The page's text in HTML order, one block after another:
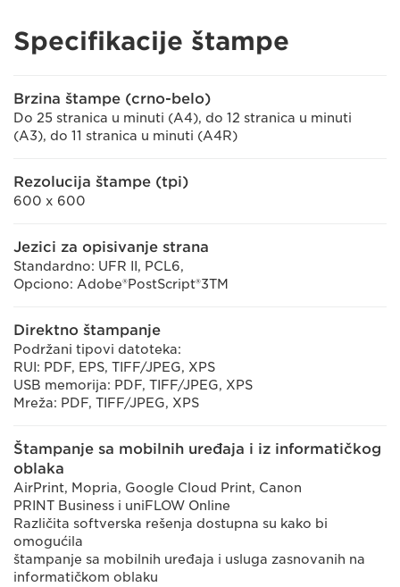
Specifikacije štampe
Brzina štampe (crno-belo)
Do 25 stranica u minuti (A4), do 12 stranica u minuti
(A3), do 11 stranica u minuti (A4R)
Rezolucija štampe (tpi)
600 x 600
Jezici za opisivanje strana
Standardno: UFR II, PCL6,
Opciono: Adobe®PostScript®3TM
Direktno štampanje
Podržani tipovi datoteka:
RUI: PDF, EPS, TIFF/JPEG, XPS
USB memorija: PDF, TIFF/JPEG, XPS
Mreža: PDF, TIFF/JPEG, XPS
Štampanje sa mobilnih uređaja i iz informatičkog
oblaka
AirPrint, Mopria, Google Cloud Print, Canon
PRINT Business i uniFLOW Online
Različita softverska rešenja dostupna su kako bi
omogućila
štampanje sa mobilnih uređaja i usluga zasnovanih na
informatičkom oblaku